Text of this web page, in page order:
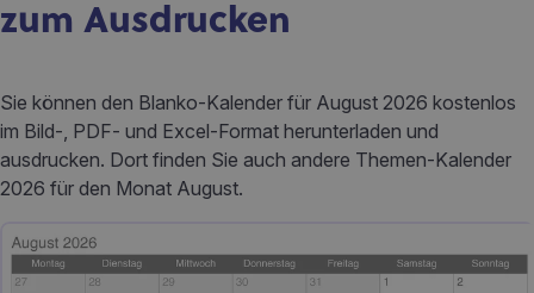
zum Ausdrucken
Sie können den Blanko-Kalender für August 2026 kostenlos
im Bild-, PDF- und Excel-Format herunterladen und
ausdrucken. Dort finden Sie auch andere Themen-Kalender
2026 für den Monat August.